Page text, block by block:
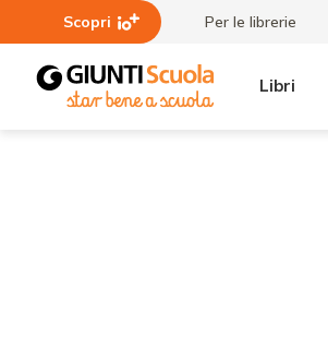
Scopri Per le librerie
Libri